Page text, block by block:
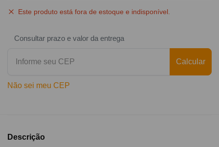
Este produto está fora de estoque e indisponível.
Consultar prazo e valor da entrega
Calcular
Não sei meu CEP
Descrição